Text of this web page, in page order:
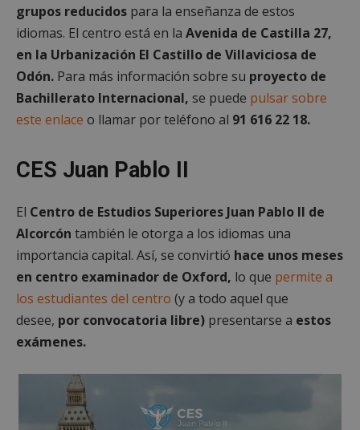
grupos reducidos para la enseñanza de estos
idiomas. El centro está en la Avenida de Castilla 27,
en la Urbanización El Castillo de Villaviciosa de
Odón. Para más información sobre su proyecto de
Bachillerato Internacional, se puede pulsar sobre
este enlace o llamar por teléfono al 91 616 22 18.
CES Juan Pablo II
El Centro de Estudios Superiores Juan Pablo II de
Alcorcón también le otorga a los idiomas una
importancia capital. Así, se convirtió hace unos meses
en centro examinador de Oxford, lo que permite a
los estudiantes del centro (y a todo aquel que
desee, por convocatoria libre) presentarse a estos
exámenes.